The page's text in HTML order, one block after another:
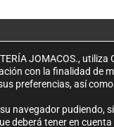
JOMACOS., utiliza
con la finalidad de
preferencias, así
navegador pudiendo,
deberá tener en